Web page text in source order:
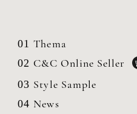
01 Thema
02 C&C Online Seller
03 Style Sample
04 News